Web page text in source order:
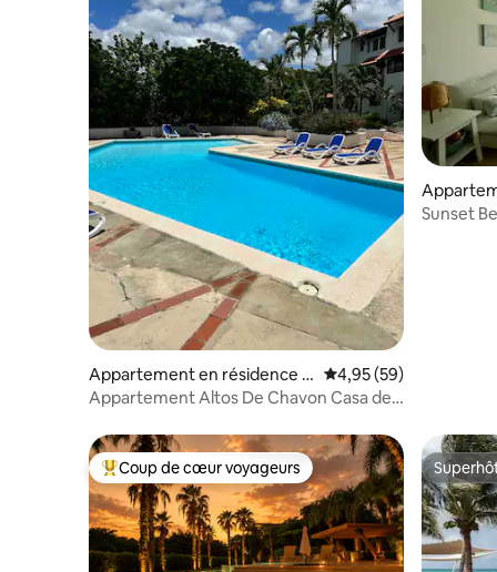
Appartement en résidence ⋅
La Romana
Évaluation moyenne
4,95 (59)
Appartement Altos De Chavon Casa de
Los
Sunset
Coups de cœur voyageurs les plus appréciés
Coup de cœur voyageurs